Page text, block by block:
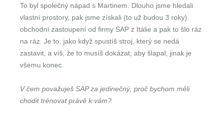
To byl společný nápad s Martinem. Dlouho jsme hledali
vlastní prostory, pak jsme získali (to už budou 3 roky)
obchodní zastoupení od firmy SAP z Itálie a pak to šlo ráz
na ráz. Je to, jako když spustíš stroj, který se nedá
zastavit, a víš, že to musíš dokázat, aby šlapal, jinak je
všemu konec.
V čem považuješ SAP za jedinečný, proč bychom měli
chodit trénovat právě k vám?